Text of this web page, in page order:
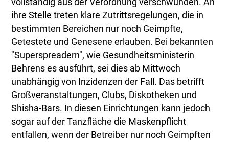
vollständig aus der Verordnung verschwunden. An
ihre Stelle treten klare Zutrittsregelungen, die in
bestimmten Bereichen nur noch Geimpfte,
Getestete und Genesene erlauben. Bei bekannten
"Superspreadern", wie Gesundheitsministerin
Behrens es ausführt, sei dies ab Mittwoch
unabhängig von Inzidenzen der Fall. Das betrifft
Großveranstaltungen, Clubs, Diskotheken und
Shisha-Bars. In diesen Einrichtungen kann jedoch
sogar auf der Tanzfläche die Maskenpflicht
entfallen, wenn der Betreiber nur noch Geimpften